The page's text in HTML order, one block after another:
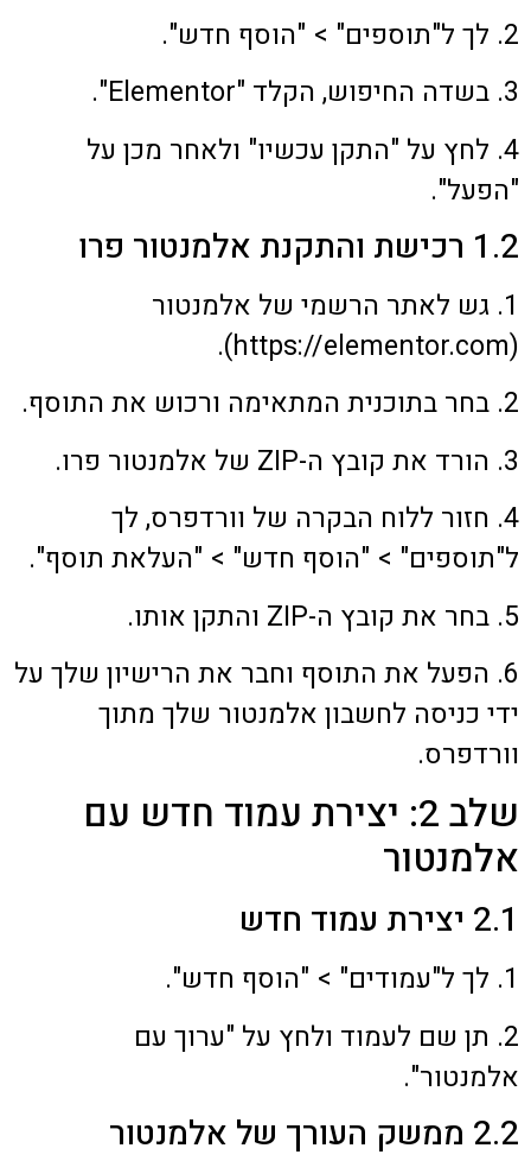
2. לך ל"תוספים" > "הוסף חדש".
3. בשדה החיפוש, הקלד "Elementor".
4. לחץ על "התקן עכשיו" ולאחר מכן על
"הפעל".
1.2 רכישת והתקנת אלמנטור פרו
1. גש לאתר הרשמי של אלמנטור
(https://elementor.com).
2. בחר בתוכנית המתאימה ורכוש את התוסף.
3. הורד את קובץ ה-ZIP של אלמנטור פרו.
4. חזור ללוח הבקרה של וורדפרס, לך
ל"תוספים" > "הוסף חדש" > "העלאת תוסף".
5. בחר את קובץ ה-ZIP והתקן אותו.
6. הפעל את התוסף וחבר את הרישיון שלך על
ידי כניסה לחשבון אלמנטור שלך מתוך
וורדפרס.
שלב 2: יצירת עמוד חדש עם
אלמנטור
2.1 יצירת עמוד חדש
1. לך ל"עמודים" > "הוסף חדש".
2. תן שם לעמוד ולחץ על "ערוך עם
אלמנטור".
2.2 ממשק העורך של אלמנטור